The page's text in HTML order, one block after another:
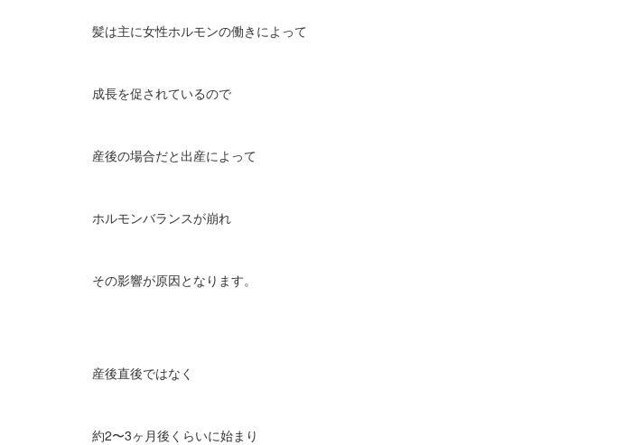
髪は主に女性ホルモンの働きによって
成長を促されているので
産後の場合だと出産によって
ホルモンバランスが崩れ
その影響が原因となります。
産後直後ではなく
約2〜3ヶ月後くらいに始まり